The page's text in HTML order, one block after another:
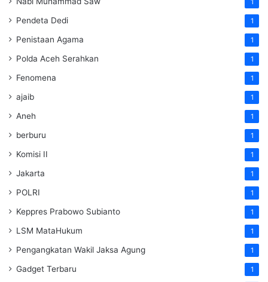
1
Pendeta Dedi 1
Penistaan Agama 1
Polda Aceh Serahkan 1
Fenomena 1
ajaib 1
Aneh 1
berburu 1
Komisi II 1
Jakarta 1
POLRI 1
Keppres Prabowo Subianto 1
LSM MataHukum 1
Pengangkatan Wakil Jaksa Agung 1
Gadget Terbaru 1